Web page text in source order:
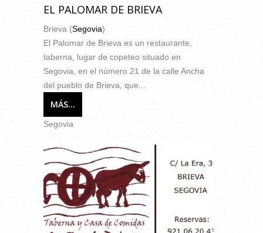
EL PALOMAR DE BRIEVA
Brieva (Segovia)
El Palomar de Brieva es un restaurante,
taberna, lugar de copeteo situado en
Segovia, en el número 21 de la calle Ancha
del pueblo de Brieva, que...
MÁS...
Segovia